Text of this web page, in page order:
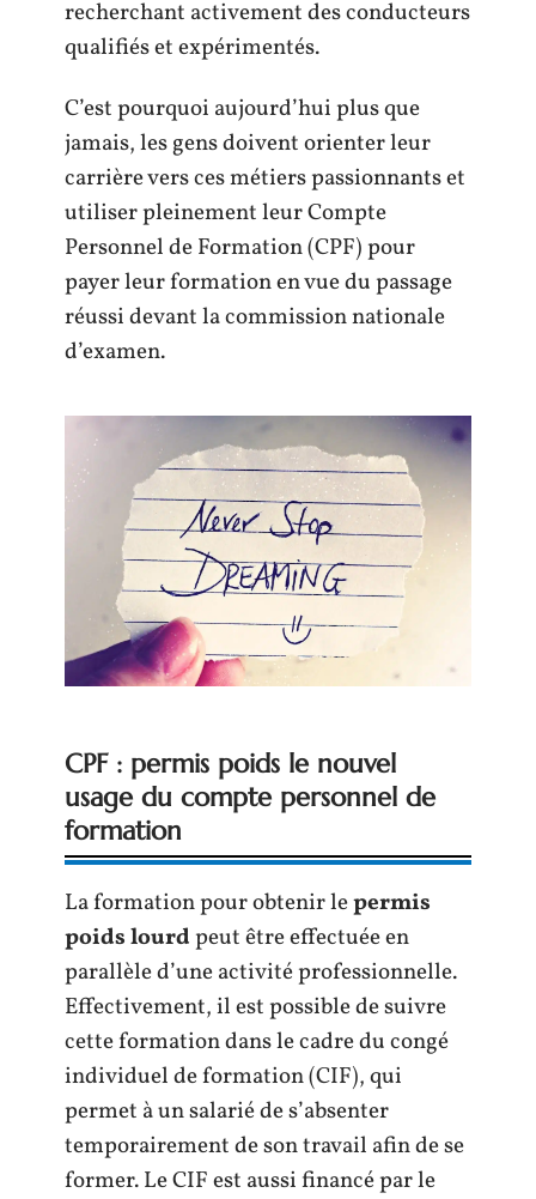
recherchant activement des conducteurs
qualifiés et expérimentés.
C’est pourquoi aujourd’hui plus que
jamais, les gens doivent orienter leur
carrière vers ces métiers passionnants et
utiliser pleinement leur Compte
Personnel de Formation (CPF) pour
payer leur formation en vue du passage
réussi devant la commission nationale
d’examen.
CPF : permis poids le nouvel
usage du compte personnel de
formation
La formation pour obtenir lepermis
poids lourdpeut être effectuée en
parallèle d’une activité professionnelle.
Effectivement, il est possible de suivre
cette formation dans le cadre du congé
individuel de formation (CIF), qui
permet à un salarié de s’absenter
temporairement de son travail afin de se
former. Le CIF est aussi financé par le